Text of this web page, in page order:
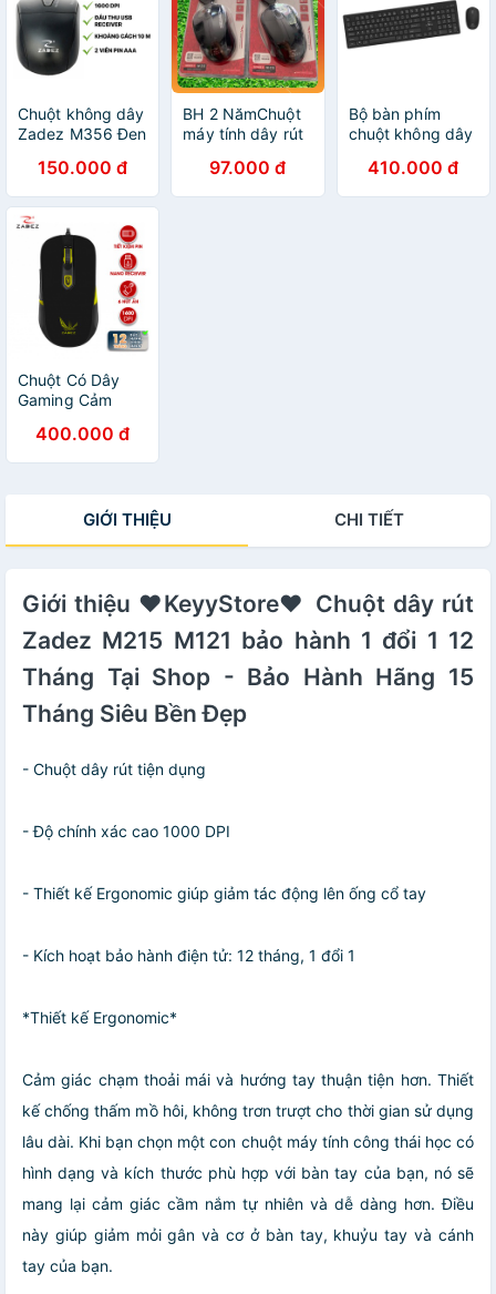
Chuột không dây
Zadez M356 Đen
chính hãng - BH
12 tháng
150.000 đ
BH 2 NămChuột
máy tính dây rút
gọn sài siêu bền
bảo hành rất dài
97.000 đ
Bộ bàn phím
chuột không dây
(Chính hãng) có
xuất hóa đơn VAT
410.000 đ
Chuột Có Dây
Gaming Cảm
ZADEZ GT613M
400.000 đ
GIỚI THIỆU CHI TIẾT
Giới thiệu ❤️KeyyStore❤️ Chuột dây rút
Zadez M215 M121 bảo hành 1 đổi 1 12
Tháng Tại Shop - Bảo Hành Hãng 15
Tháng Siêu Bền Đẹp
- Chuột dây rút tiện dụng
- Độ chính xác cao 1000 DPI
- Thiết kế Ergonomic giúp giảm tác động lên ống cổ tay
- Kích hoạt bảo hành điện tử: 12 tháng, 1 đổi 1
*Thiết kế Ergonomic*
Cảm giác chạm thoải mái và hướng tay thuận tiện hơn. Thiết
kế chống thấm mồ hôi, không trơn trượt cho thời gian sử dụng
lâu dài. Khi bạn chọn một con chuột máy tính công thái học có
hình dạng và kích thước phù hợp với bàn tay của bạn, nó sẽ
mang lại cảm giác cầm nắm tự nhiên và dễ dàng hơn. Điều
này giúp giảm mỏi gân và cơ ở bàn tay, khuỷu tay và cánh
tay của bạn.